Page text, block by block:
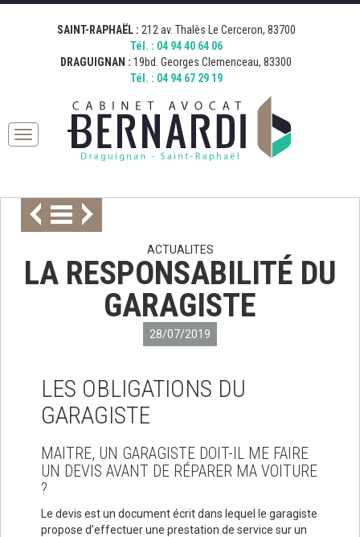
[google_map address="19 Boulevard Georges Clemenceau, 83300
Draguignan, France" zoom="15" desc="AVOCAT BERNARDI
DRAGUIGNAN" icon="http://bernardi.demo.comkwatt.com/wp-
content/uploads/2015/11/icon_map.png" ]
[google_map address="212 Avenue Thalès, 83700 Saint-Raphaël,
France" zoom="15" desc="AVOCAT BERNARDI SAINT RAPHAEL"
icon="http://bernardi.demo.comkwatt.com/wp-
content/uploads/2015/11/icon_map.png" ]
SAINT-RAPHAËL : 212 av. Thalès Le Cerceron, 83700
Tél. : 04 94 40 64 06
DRAGUIGNAN : 19bd. Georges Clemenceau, 83300
Tél. : 04 94 67 29 19
Toggle
ACTUALITES
LA RESPONSABILITÉ DU
GARAGISTE
28/07/2019
LES OBLIGATIONS DU
GARAGISTE
MAITRE, UN GARAGISTE DOIT-IL ME FAIRE
UN DEVIS AVANT DE RÉPARER MA VOITURE
?
Le devis est un document écrit dans lequel le garagiste
propose d’effectuer une prestation de service sur un